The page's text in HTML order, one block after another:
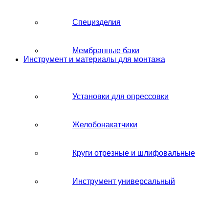
Специзделия
Мембранные баки
Инструмент и материалы для монтажа
Установки для опрессовки
Желобонакатчики
Круги отрезные и шлифовальные
Инструмент универсальный